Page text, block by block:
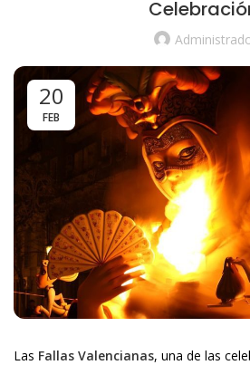
20
FEB
Las Fallas Valencianas, una de las